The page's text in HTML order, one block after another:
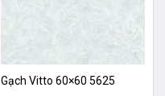
Gạch Vitto 60×60 5625